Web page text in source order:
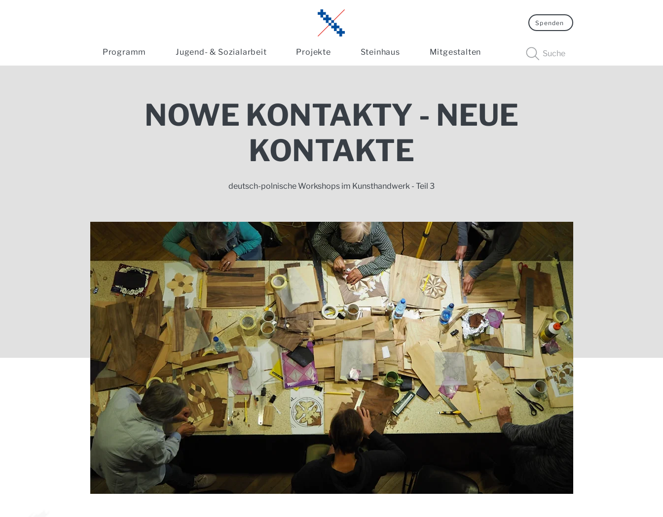
Programm Jugend- & Sozialarbeit Projekte Steinhaus Mitgestalten
Spenden
Suche
NOWE KONTAKTY - NEUE
KONTAKTE
deutsch-polnische Workshops im Kunsthandwerk - Teil 3